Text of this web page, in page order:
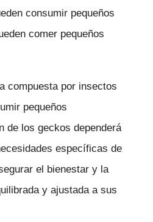
consumir pequeños
comer pequeños
compuesta por insectos
pequeños
de los geckos dependerá
específicas de
el bienestar y la
y ajustada a sus